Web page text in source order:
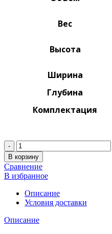
Вес
Высота
Ширина
Глубина
Комплектация
Количество
В корзину
Сравнение
В избранное
Описание
Условия доставки
Описание